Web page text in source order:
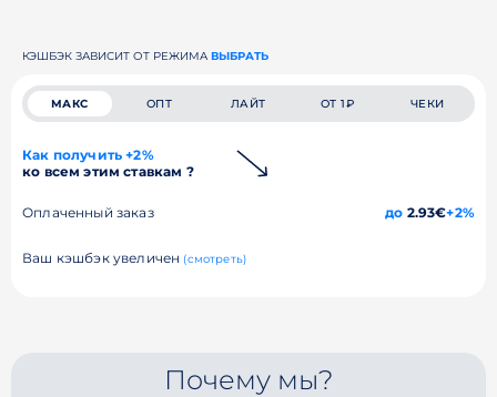
КЭШБЭК ЗАВИСИТ ОТ РЕЖИМА ВЫБРАТЬ
МАКС ОПТ ЛАЙТ ОТ 1₽ ЧЕКИ
Как получить +2%
ко всем этим ставкам ?
Оплаченный заказ до 2.93€+2%
Ваш кэшбэк увеличен (смотреть)
Почему мы?